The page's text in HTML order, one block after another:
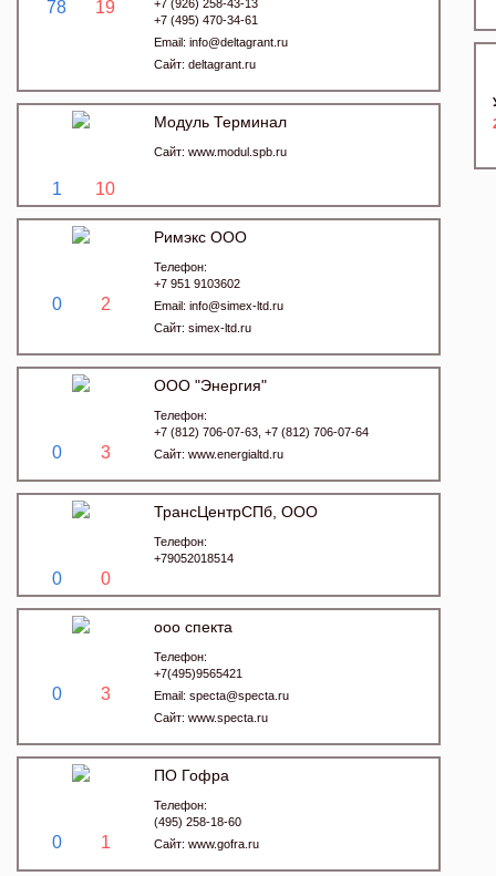
78 19
+7 (926) 258-43-13
+7 (495) 470-34-61
Email: info@deltagrant.ru
Сайт: deltagrant.ru
1 10
Модуль Терминал
Сайт: www.modul.spb.ru
0 2
Римэкс ООО
Телефон:
+7 951 9103602
Email: info@simex-ltd.ru
Сайт: simex-ltd.ru
0 3
ООО "Энергия"
Телефон:
+7 (812) 706-07-63, +7 (812) 706-07-64
Сайт: www.energialtd.ru
0 0
ТрансЦентрСПб, ООО
Телефон:
+79052018514
0 3
ооо спекта
Телефон:
+7(495)9565421
Email: specta@specta.ru
Сайт: www.specta.ru
0 1
ПО Гофра
Телефон:
(495) 258-18-60
Сайт: www.gofra.ru